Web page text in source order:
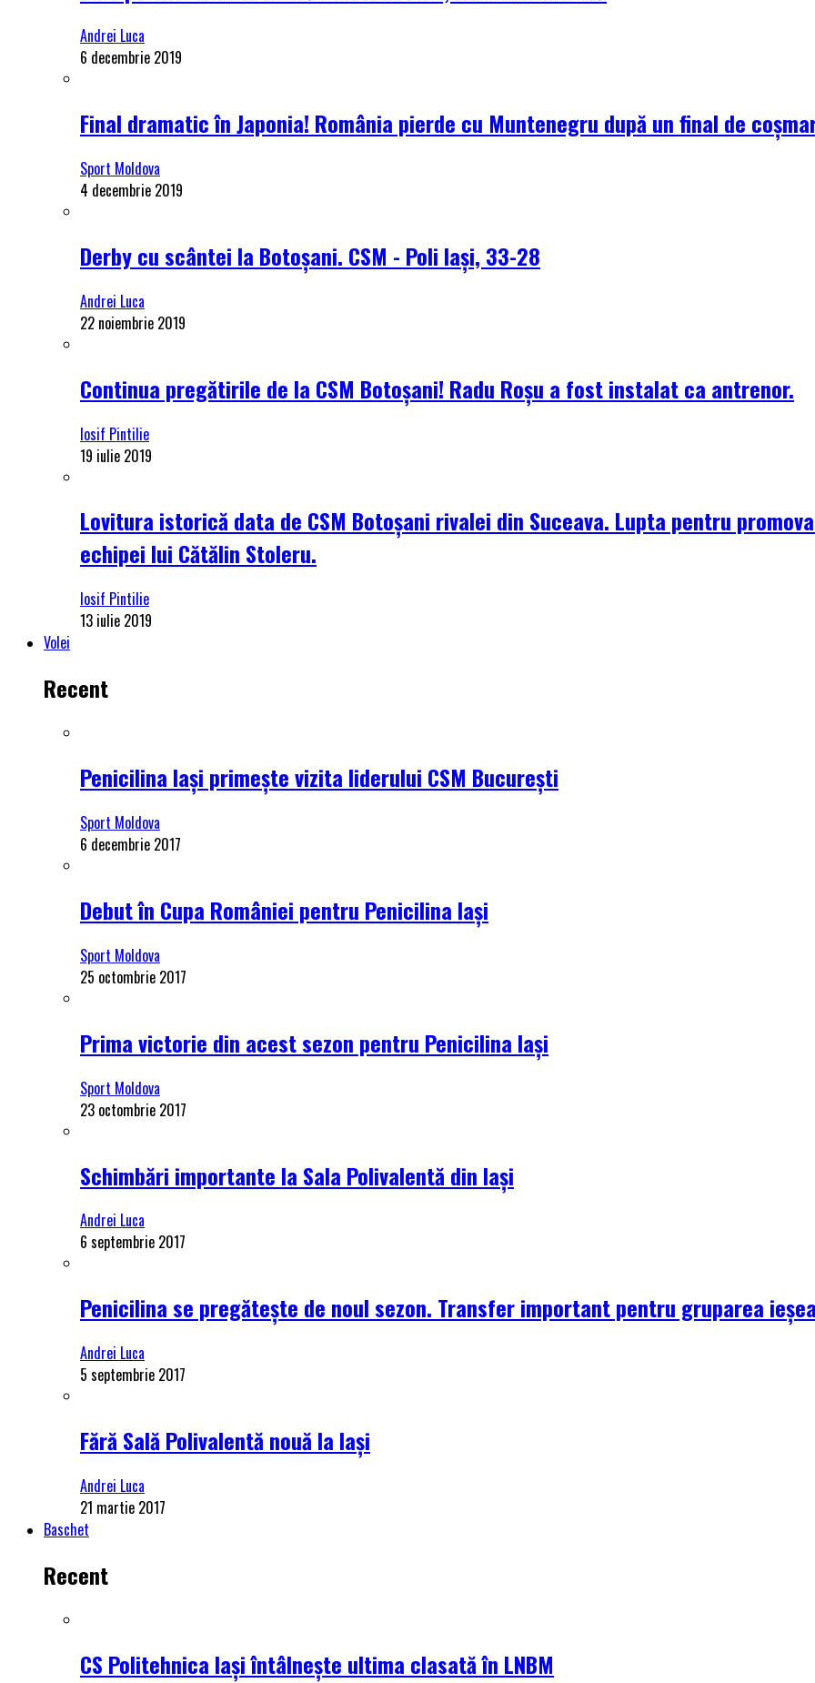
Andrei Luca
6 decembrie 2019
Final dramatic în Japonia! România pierde cu Muntenegru după un final de
Sport Moldova
4 decembrie 2019
Derby cu scântei la Botoșani. CSM - Poli Iași, 33-28
Andrei Luca
22 noiembrie 2019
Continua pregătirile de la CSM Botoșani! Radu Roșu a fost instalat ca antrenor.
Iosif Pintilie
19 iulie 2019
Lovitura istorică data de CSM Botoșani rivalei din Suceava. Lupta pentru
echipei lui Cătălin Stoleru.
Iosif Pintilie
13 iulie 2019
Volei
Recent
Penicilina Iași primește vizita liderului CSM București
Sport Moldova
6 decembrie 2017
Debut în Cupa României pentru Penicilina Iași
Sport Moldova
25 octombrie 2017
Prima victorie din acest sezon pentru Penicilina Iași
Sport Moldova
23 octombrie 2017
Schimbări importante la Sala Polivalentă din Iași
Andrei Luca
6 septembrie 2017
Penicilina se pregătește de noul sezon. Transfer important pentru gruparea
Andrei Luca
5 septembrie 2017
Fără Sală Polivalentă nouă la Iași
Andrei Luca
21 martie 2017
Baschet
Recent
CS Politehnica Iași întâlnește ultima clasată în LNBM